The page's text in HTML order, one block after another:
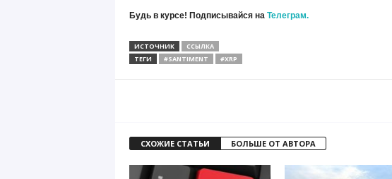
Будь в курсе! Подписывайся на Телеграм.
ИСТОЧНИК
ССЫЛКА
ТЕГИ
#SANTIMENT #XRP
СХОЖИЕ СТАТЬИ БОЛЬШЕ ОТ АВТОРА